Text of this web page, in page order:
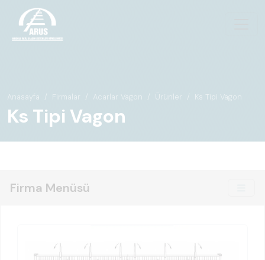
Anasayfa Firmalar Acarlar Vagon Ürünler Ks Tipi Vagon
Ks Tipi Vagon
Firma Menüsü